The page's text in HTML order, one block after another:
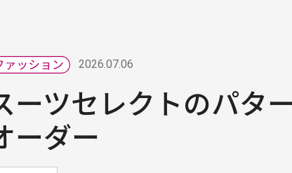
2026.07.06
ーツセレクトのパタ
ーダー